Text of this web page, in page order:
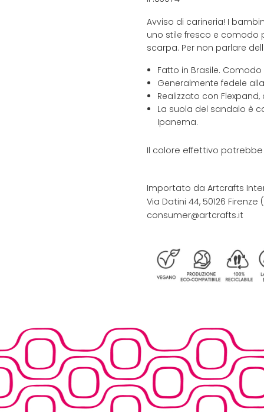
Avviso di carineria! I
uno stile fresco e comodo
scarpa. Per non parlare
Fatto in Brasile.
Generalmente fedele
Realizzato con
La suola del sandalo è
Ipanema.
Il colore effettivo
Importato da Artcrafts
Via Datini 44, 50126 Firenze
consumer@artcrafts.it